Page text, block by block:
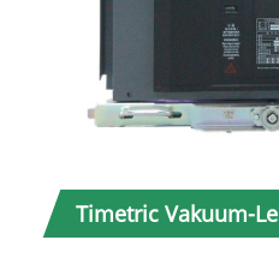
Timetric Vakuum-